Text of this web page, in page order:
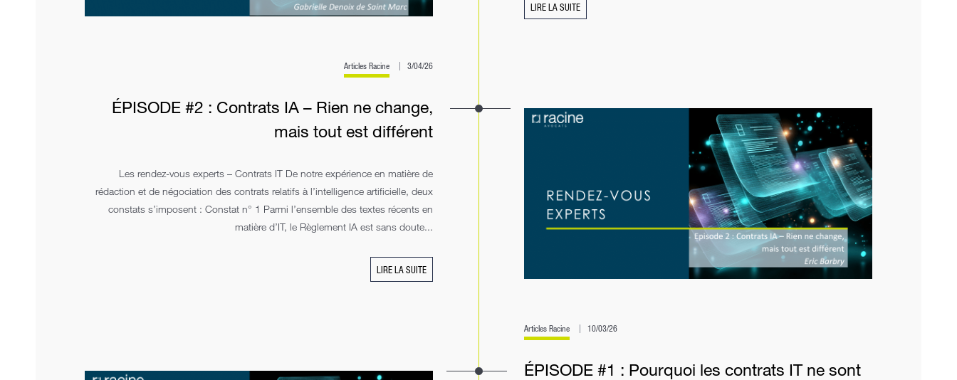
LIRE LA SUITE
Articles Racine 3/04/26
ÉPISODE #2 : Contrats IA – Rien ne change,
mais tout est différent
Les rendez-vous experts – Contrats IT De notre expérience en matière de
rédaction et de négociation des contrats relatifs à l’intelligence artificielle, deux
constats s’imposent : Constat n° 1 Parmi l’ensemble des textes récents en
matière d’IT, le Règlement IA est sans doute...
LIRE LA SUITE
Articles Racine 10/03/26
ÉPISODE #1 : Pourquoi les contrats IT ne sont